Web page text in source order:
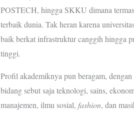
POSTECH, hingga SKKU dimana
terbaik dunia. Tak heran karena
baik berkat infrastruktur canggih hingga
tinggi.
Profil akademiknya pun beragam,
bidang sebut saja teknologi, sains,
manajemen, ilmu sosial, fashion, dan